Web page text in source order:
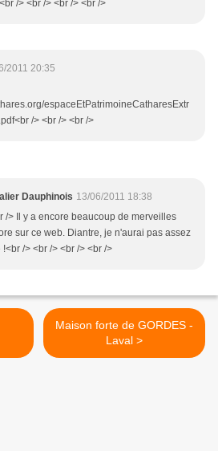
/> <br /> <br /> <br />
2011 20:35
espaceEtPatrimoineCatharesExtr
/> <br /> <br />
Dauphinois 13/06/2011 18:38
/> Il y a encore beaucoup de merveilles
sur ce web. Diantre, je n'aurai pas assez
/> <br /> <br /> <br />
Maison forte de GORDES -
Laval >